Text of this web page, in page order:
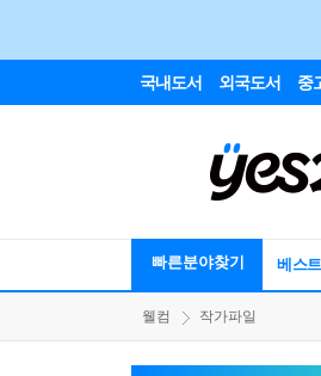
국내도서 외국도서 중
빠른분야찾기 베스트
웰컴 작가파일